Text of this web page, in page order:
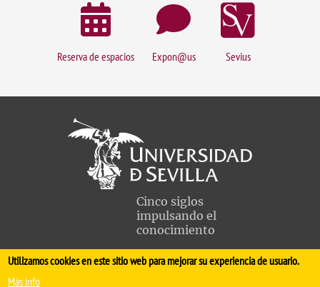
Reserva de espacios Expon@us Sevius
Cinco siglos
impulsando el
conocimiento
FACULTAD DE MEDICINA
Utilizamos cookies en este sitio web para mejorar su experiencia de usuario.
Más info